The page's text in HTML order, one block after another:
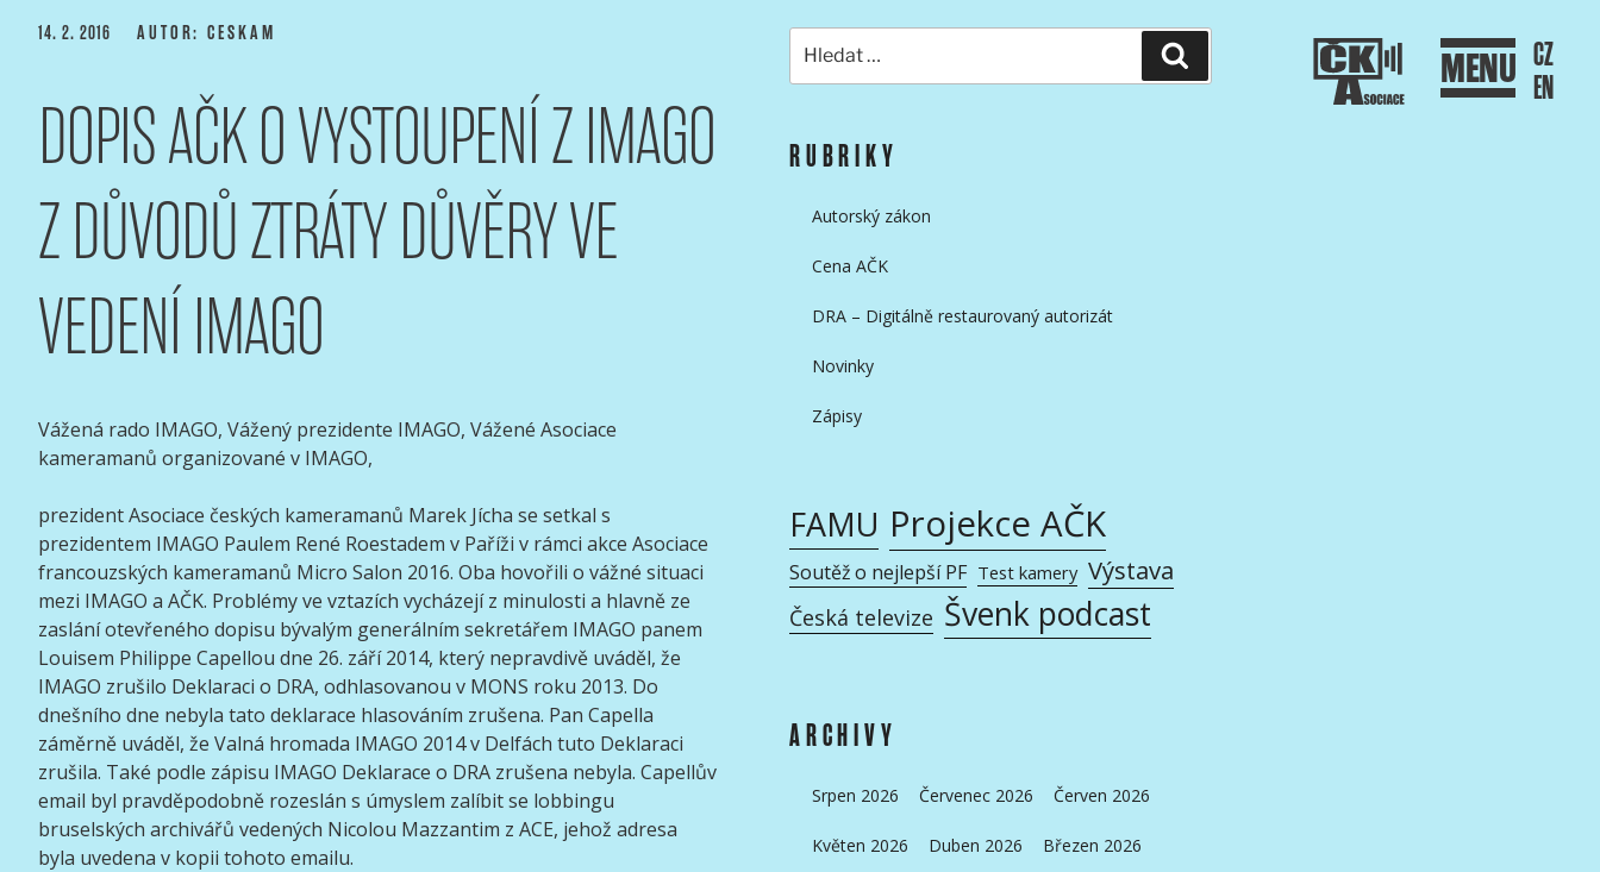
Přejít
webu
MENU CZ
EN
ASOCIACE ČESKÝCH KAMERAMANŮ
webový portál Asociace českých kameramanů
PUBLIKOVÁNO
14. 2. 2016 AUTOR: CESKAM
DOPIS AČK O VYSTOUPENÍ Z IMAGO
Z DŮVODŮ ZTRÁTY DŮVĚRY VE
VEDENÍ IMAGO
Vážená rado IMAGO, Vážený prezidente IMAGO, Vážené Asociace
kameramanů organizované v IMAGO,
prezident Asociace českých kameramanů Marek Jícha se setkal s
prezidentem IMAGO Paulem René Roestadem v Paříži v rámci akce Asociace
francouzských kameramanů Micro Salon 2016. Oba hovořili o vážné situaci
mezi IMAGO a AČK. Problémy ve vztazích vycházejí z minulosti a hlavně ze
zaslání otevřeného dopisu bývalým generálním sekretářem IMAGO panem
Louisem Philippe Capellou dne 26. září 2014, který nepravdivě uváděl, že
IMAGO zrušilo Deklaraci o DRA, odhlasovanou v MONS roku 2013. Do
dnešního dne nebyla tato deklarace hlasováním zrušena. Pan Capella
záměrně uváděl, že Valná hromada IMAGO 2014 v Delfách tuto Deklaraci
zrušila. Také podle zápisu IMAGO Deklarace o DRA zrušena nebyla. Capellův
email byl pravděpodobně rozeslán s úmyslem zalíbit se lobbingu
bruselských archivářů vedených Nicolou Mazzantim z ACE, jehož adresa
byla uvedena v kopii tohoto emailu.
RUBRIKY
Autorský zákon
Cena AČK
DRA – Digitálně restaurovaný autorizát
Novinky
Zápisy
FAMU Projekce AČK
Soutěž o nejlepší PF Test kamery Výstava
Česká televize Švenk podcast
ARCHIVY
Srpen 2026 Červenec 2026 Červen 2026
Květen 2026 Duben 2026 Březen 2026